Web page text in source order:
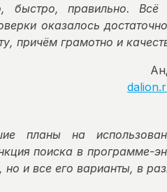
быстро, правильно.
оказалось
причём грамотно и
планы на
поиска в программе-
но и все его варианты, в